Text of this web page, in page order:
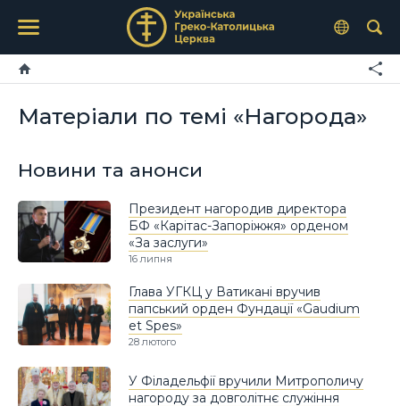
Матеріали по темі «Нагорода»
Новини та анонси
Президент нагородив директора
БФ «Карітас-Запоріжжя» орденом
«За заслуги»
16 липня
Глава УГКЦ у Ватикані вручив
папський орден Фундації «Gaudium
et Spes»
28 лютого
У Філадельфії вручили Митрополичу
нагороду за довголітнє служіння